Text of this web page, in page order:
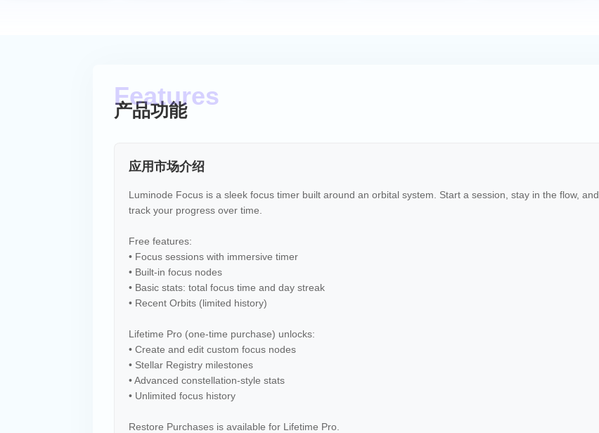
产品功能
应用市场介绍
Luminode Focus is a sleek focus timer built around an orbital system. Start a session, stay in the flow, and
track your progress over time.
Free features:
• Focus sessions with immersive timer
• Built-in focus nodes
• Basic stats: total focus time and day streak
• Recent Orbits (limited history)
Lifetime Pro (one-time purchase) unlocks:
• Create and edit custom focus nodes
• Stellar Registry milestones
• Advanced constellation-style stats
• Unlimited focus history
Restore Purchases is available for Lifetime Pro.